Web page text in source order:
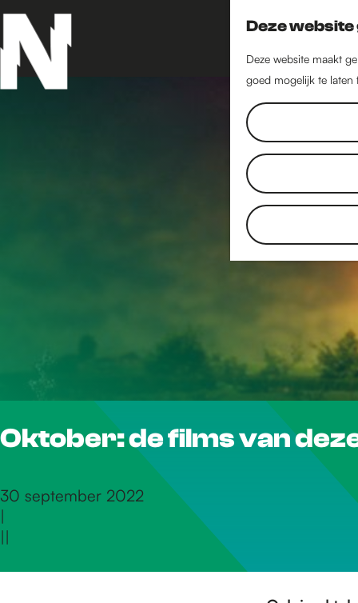
Deze
Deze website maakt
goed mogelijk te laten
Oktober: de films van
30 september 2022
|
||